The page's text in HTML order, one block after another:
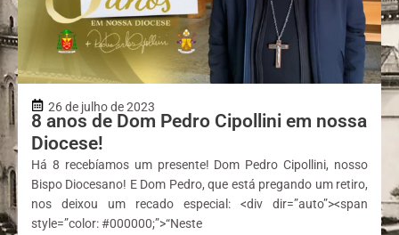
26 de julho de 2023
8 anos de Dom Pedro Cipollini em nossa
Diocese!
Há 8 recebíamos um presente! Dom Pedro Cipollini, nosso
Bispo Diocesano! E Dom Pedro, que está pregando um retiro,
nos deixou um recado especial: <div dir=”auto”><span
style=”color: #000000;”>“Neste